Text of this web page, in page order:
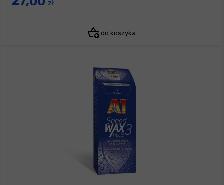
zł
do koszyka